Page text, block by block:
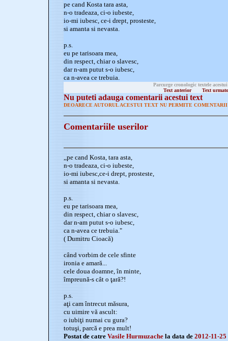
pe cand Kosta tara asta,
n-o tradeaza, ci-o iubeste,
io-mi iubesc, ce-i drept, prosteste,
si amanta si nevasta.
p.s.
eu pe tarisoara mea,
din respect, chiar o slavesc,
dar n-am putut s-o iubesc,
ca n-avea ce trebuia.
Parcurge cronologic textele
Text anterior
Text
Nu puteti adauga comentarii acestui text
DEOARECE AUTORUL ACESTUI TEXT NU PERMITE
Comentariile userilor
,,pe cand Kosta, tara asta,
n-o tradeaza, ci-o iubeste,
io-mi iubesc,ce-i drept, prosteste,
si amanta si nevasta.
p.s.
eu pe tarisoara mea,
din respect, chiar o slavesc,
dar n-am putut s-o iubesc,
ca n-avea ce trebuia."
( Dumitru Cioacă)
când vorbim de cele sfinte
ironia e amară...
cele doua doamne, în minte,
împreună-s cât o ţară?!
p.s.
aţi cam întrecut măsura,
cu uimire vă ascult:
o iubiţi numai cu gura?
totuşi, parcă e prea mult!
Postat de catre Vasile Hurmuzache la data de 2012-11-